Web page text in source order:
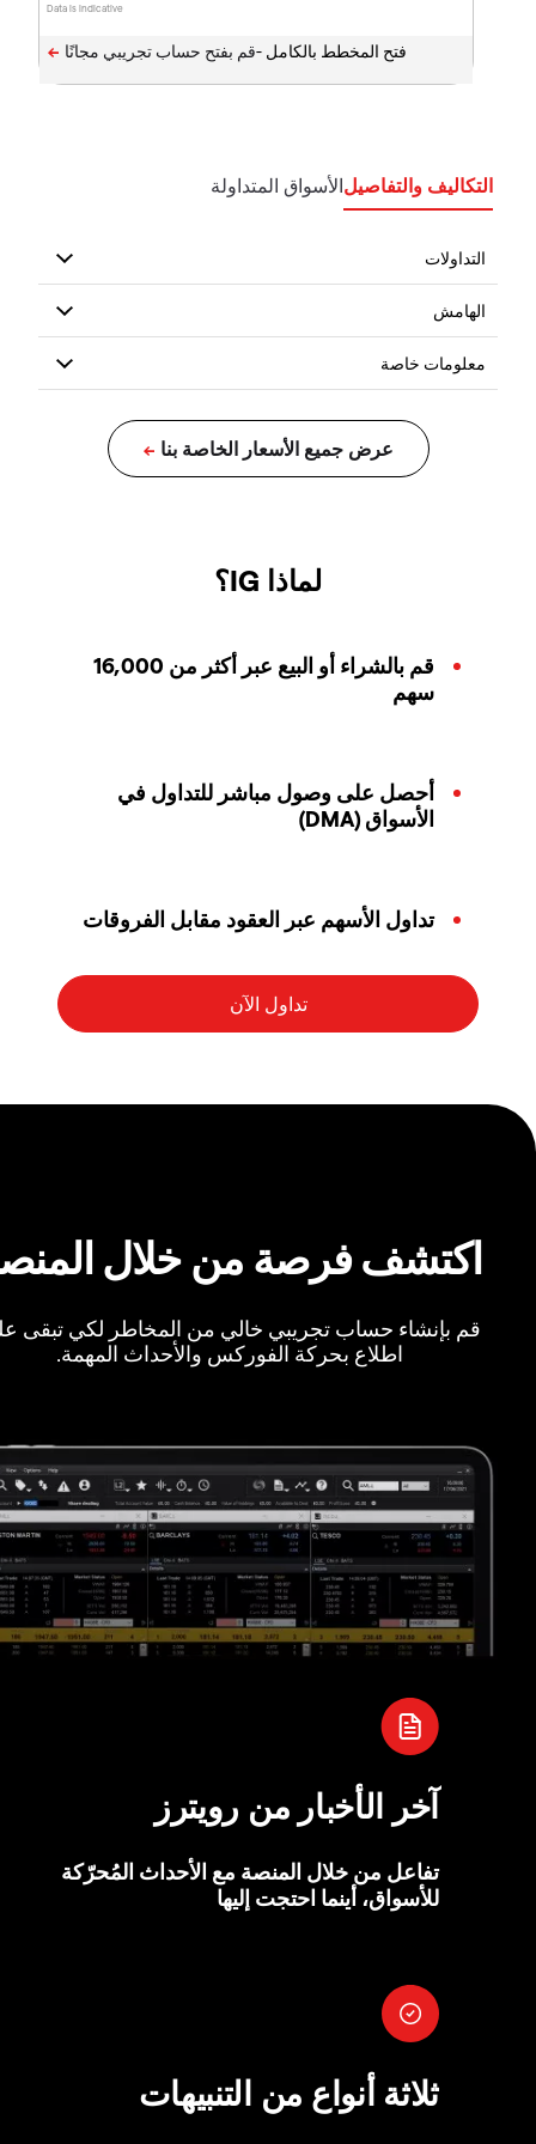
Data is indicative
فتح المخطط بالكامل -
التكاليف والتفاصيلالأسواق المتداولة
لماذا IG؟
قم بالشراء أو البيع عبر أكثر من 16,000
سهم
أحصل على وصول مباشر للتداول في
الأسواق (DMA)
تداول الأسهم عبر العقود مقابل الفروقات
اكتشف فرصة من خلال
قم بإنشاء حساب تجريبي خالي من المخاطر لكي تبقى
اطلاع بحركة الفوركس والأحداث المهمة.
آخر الأخبار من رويترز
تفاعل من خلال المنصة مع الأحداث المُحرّكة
للأسواق، أينما احتجت إليها
ثلاثة أنواع من التنبيهات